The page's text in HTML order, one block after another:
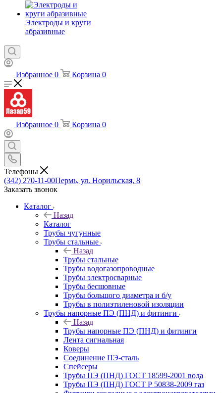
Электроды и круги
абразивные
Избранное 0 Корзина 0
Избранное 0 Корзина 0
Телефоны
(342) 270-11-00Пермь, ул. Норильская, 8
Заказать звонок
Каталог
Назад
Каталог
Трубы чугунные
Трубы стальные
Назад
Трубы стальные
Трубы водогазопроводные
Трубы электросварные
Трубы бесшовные
Трубы большого диаметра и б/у
Трубы в полиэтиленовой изоляции
Трубы напорные ПЭ (ПНД) и фитинги
Назад
Трубы напорные ПЭ (ПНД) и фитинги
Лента сигнальная
Коверы
Соединение ПЭ-сталь
Спейсеры
Трубы ПЭ (ПНД) ГОСТ 18599-2001 вода
Трубы ПЭ (ПНД) ГОСТ Р 50838-2009 газ